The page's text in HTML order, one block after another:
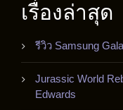
เรื่องล่าสุด
รีวิว Samsung
Jurassic World
Edwards